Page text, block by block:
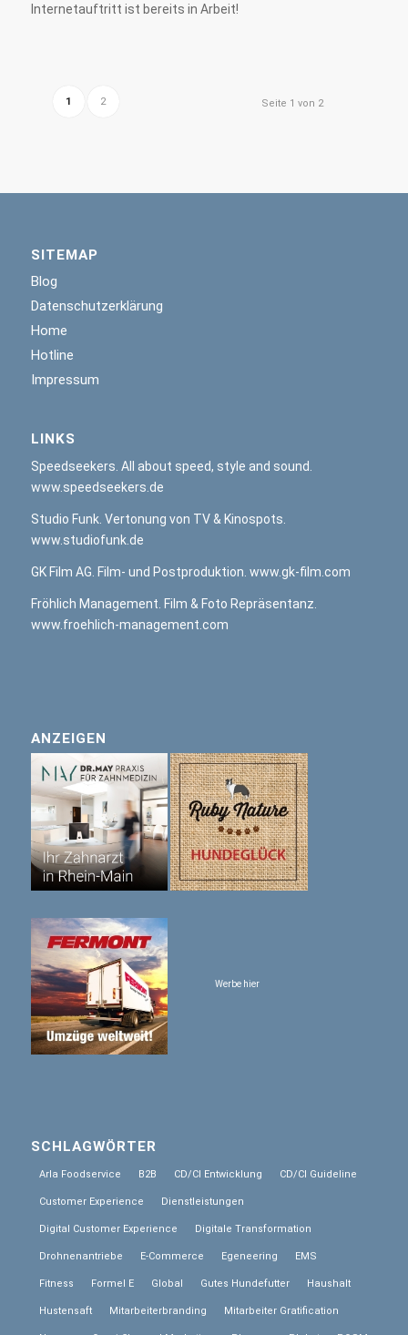
Internetauftritt ist bereits in Arbeit!
Seite 1 von 2
1 2
SITEMAP
Blog
Datenschutzerklärung
Home
Hotline
Impressum
LINKS
Speedseekers. All about speed, style and sound.
www.speedseekers.de
Studio Funk. Vertonung von TV & Kinospots.
www.studiofunk.de
GK Film AG. Film- und Postproduktion. www.gk-film.com
Fröhlich Management. Film & Foto Repräsentanz.
www.froehlich-management.com
ANZEIGEN
Werbe hier
SCHLAGWÖRTER
Arla Foodservice B2B CD/CI Entwicklung CD/CI Guideline
Customer Experience Dienstleistungen
Digital Customer Experience Digitale Transformation
Drohnenantriebe E-Commerce Egeneering EMS
Fitness Formel E Global Gutes Hundefutter Haushalt
Hustensaft Mitarbeiterbranding Mitarbeiter Gratification